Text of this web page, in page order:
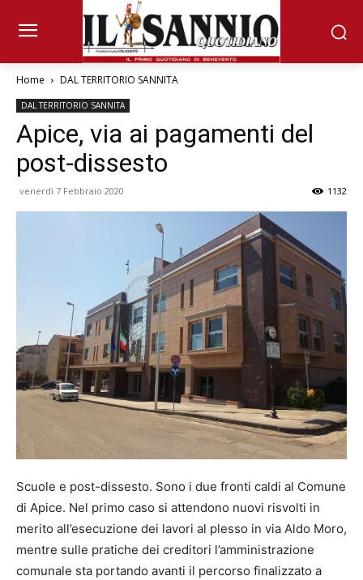
Home DAL TERRITORIO SANNITA
DAL TERRITORIO SANNITA
Apice, via ai pagamenti del
post-dissesto
venerdì 7 Febbraio 2020 1132
Scuole e post-dissesto. Sono i due fronti caldi al Comune
di Apice. Nel primo caso si attendono nuovi risvolti in
merito all’esecuzione dei lavori al plesso in via Aldo Moro,
mentre sulle pratiche dei creditori l’amministrazione
comunale sta portando avanti il percorso finalizzato a